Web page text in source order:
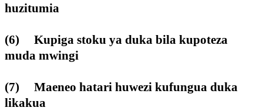
huzitumia
(6) Kupiga stoku ya duka bila kupoteza
muda mwingi
(7) Maeneo hatari huwezi kufungua duka
likakua